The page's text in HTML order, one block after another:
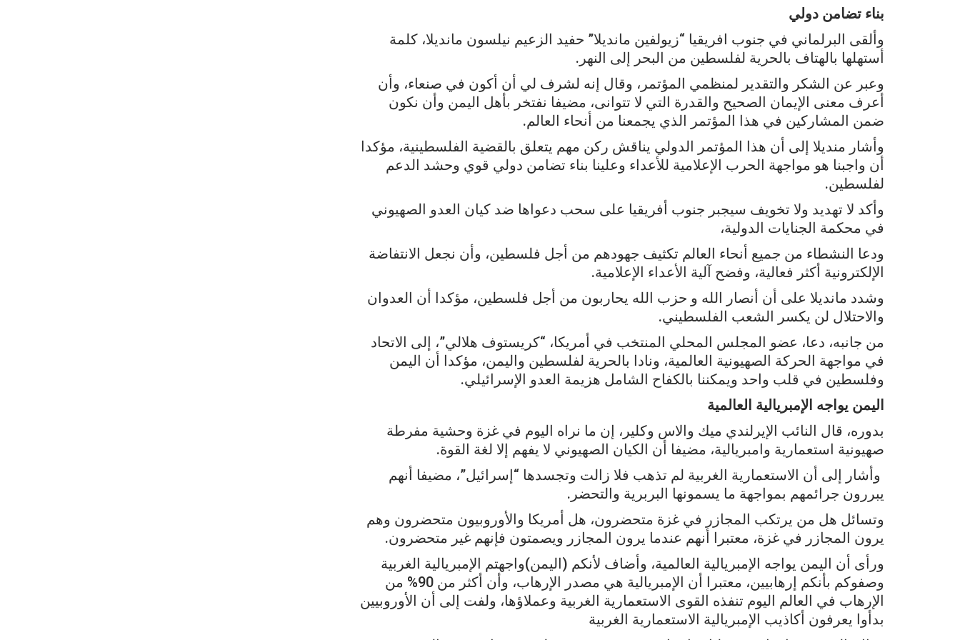
بناء تضامن دولي
وألقى البرلماني في جنوب افريقيا “زيولفين مانديلا” حفيد الزعيم نيلسون مانديلا، كلمة
أستهلها بالهتاف بالحرية لفلسطين من البحر إلى النهر.
وعبر عن الشكر والتقدير لمنظمي المؤتمر، وقال إنه لشرف لي أن أكون في صنعاء، وأن
أعرف معنى الإيمان الصحيح والقدرة التي لا تتوانى، مضيفا نفتخر بأهل اليمن وأن نكون
ضمن المشاركين في هذا المؤتمر الذي يجمعنا من أنحاء العالم.
وأشار منديلا إلى أن هذا المؤتمر الدولي يناقش ركن مهم يتعلق بالقضية الفلسطينية، مؤكدا
أن واجبنا هو مواجهة الحرب الإعلامية للأعداء وعلينا بناء تضامن دولي قوي وحشد الدعم
لفلسطين.
وأكد لا تهديد ولا تخويف سيجبر جنوب أفريقيا على سحب دعواها ضد كيان العدو الصهيوني
في محكمة الجنايات الدولية،
ودعا النشطاء من جميع أنحاء العالم تكثيف جهودهم من أجل فلسطين، وأن نجعل الانتفاضة
الإلكترونية أكثر فعالية، وفضح آلية الأعداء الإعلامية.
وشدد مانديلا على أن أنصار الله و حزب الله يحاربون من أجل فلسطين، مؤكدا أن العدوان
والاحتلال لن يكسر الشعب الفلسطيني.
من جانبه، دعا، عضو المجلس المحلي المنتخب في أمريكا، “كريستوف هلالي”، إلى الاتحاد
في مواجهة الحركة الصهيونية العالمية، ونادا بالحرية لفلسطين واليمن، مؤكدا أن اليمن
وفلسطين في قلب واحد ويمكننا بالكفاح الشامل هزيمة العدو الإسرائيلي.
اليمن يواجه الإمبريالية العالمية
بدوره، قال النائب الإيرلندي ميك والاس وكلير، إن ما نراه اليوم في غزة وحشية مفرطة
صهيونية استعمارية وامبريالية، مضيفا أن الكيان الصهيوني لا يفهم إلا لغة القوة.
وأشار إلى أن الاستعمارية الغربية لم تذهب فلا زالت وتجسدها “إسرائيل”، مضيفا أنهم
يبررون جرائمهم بمواجهة ما يسمونها البربرية والتحضر.
وتسائل هل من يرتكب المجازر في غزة متحضرون، هل أمريكا والأوروبيون متحضرون وهم
يرون المجازر في غزة، معتبرا أنهم عندما يرون المجازر ويصمتون فإنهم غير متحضرون.
ورأى أن اليمن يواجه الإمبريالية العالمية، وأضاف لأنكم (اليمن)واجهتم الإمبريالية الغربية
وصفوكم بأنكم إرهابيين، معتبرا أن الإمبريالية هي مصدر الإرهاب، وأن أكثر من 90% من
الإرهاب في العالم اليوم تنفذه القوى الاستعمارية الغربية وعملاؤها، ولفت إلى أن الأوروبيين
بدأوا يعرفون أكاذيب الإمبريالية الاستعمارية الغربية